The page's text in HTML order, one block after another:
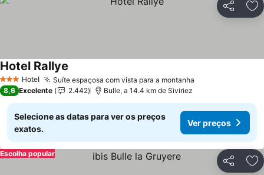
Partilhar
3 EstrelasHotel Suíte espaçosa com vista para a montanha
Hotel Rallye
8,6 Excelente 2.442 Bulle, a 14.4 km de Siviriez
Selecione as datas para ver os preços
exatos.
Ver preços
Partilhar
Escolha popular